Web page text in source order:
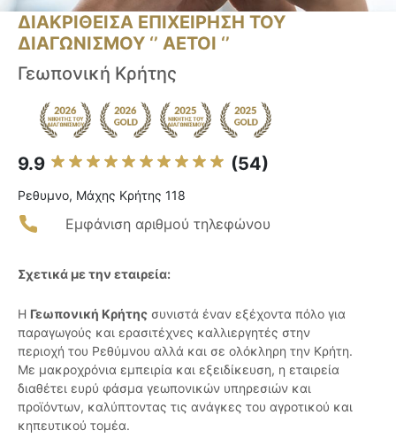
ΔΙΑΚΡΙΘΕΙΣΑ ΕΠΙΧΕΙΡΗΣΗ ΤΟΥ
ΔΙΑΓΩΝΙΣΜΟΥ ‘’ ΑΕΤΟΙ ‘’
Γεωπονική Κρήτης
9.9 (54)
Ρεθυμνο, Μάχης Κρήτης 118
Εμφάνιση αριθμού τηλεφώνου
Σχετικά με την εταιρεία:
Η Γεωπονική Κρήτης συνιστά έναν εξέχοντα πόλο για
παραγωγούς και ερασιτέχνες καλλιεργητές στην
περιοχή του Ρεθύμνου αλλά και σε ολόκληρη την Κρήτη.
Με μακροχρόνια εμπειρία και εξειδίκευση, η εταιρεία
διαθέτει ευρύ φάσμα γεωπονικών υπηρεσιών και
προϊόντων, καλύπτοντας τις ανάγκες του αγροτικού και
κηπευτικού τομέα.